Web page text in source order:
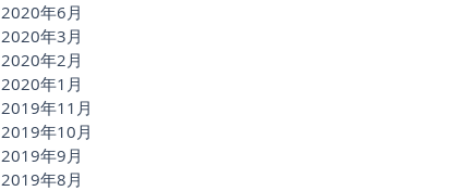
2020年6月
2020年3月
2020年2月
2020年1月
2019年11月
2019年10月
2019年9月
2019年8月